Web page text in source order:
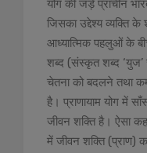
योग की जड़ें प्राचीन
जिसका उद्देश्य व्यक्ति
आध्यात्मिक पहलुओं के
शब्द (संस्कृत शब्द ‘युज’
चेतना को बदलने तथा
है। प्राणायाम योग में
जीवन शक्ति है। ऐसा
में जीवन शक्ति (प्राण)